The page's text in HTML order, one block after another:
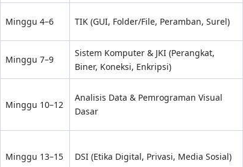
Minggu 4–6 TIK (GUI, Folder/File, Peramban, Surel)
Minggu 7–9
Sistem Komputer & JKI (Perangkat,
Biner, Koneksi, Enkripsi)
Minggu 10–12
Analisis Data & Pemrograman Visual
Dasar
Minggu 13–15 DSI (Etika Digital, Privasi, Media Sosial)